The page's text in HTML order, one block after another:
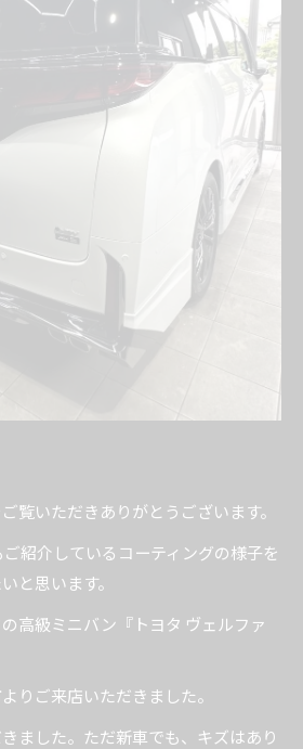
覧いただきありがとうございます。
ご紹介しているコーティングの様子を
と思います。
高級ミニバン『トヨタ ヴェルファ
りご来店いただきました。
ました。ただ新車でも、キズはあり